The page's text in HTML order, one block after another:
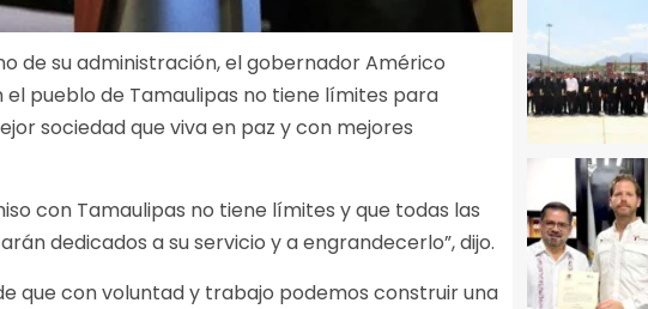
de su administración, el gobernador Américo
pueblo de Tamaulipas no tiene límites para
sociedad que viva en paz y con mejores
con Tamaulipas no tiene límites y que todas las
dedicados a su servicio y a engrandecerlo”, dijo.
que con voluntad y trabajo podemos construir una